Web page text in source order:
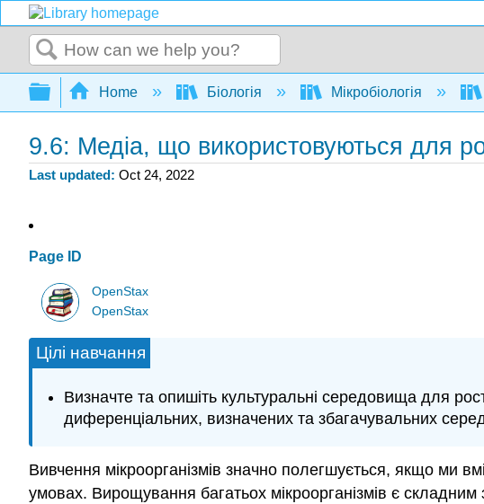
Search
Expand/collapse global hierarchy
Home Біологія Мікробіологія
9.6: Медіа, що використовуються для
Last updated Oct 24, 2022
Page ID
OpenStax
OpenStax
Цілі навчання
Визначте та опишіть культуральні середовища для
диференціальних, визначених та збагачувальних
Вивчення мікроорганізмів значно полегшується, якщо ми
умовах. Вирощування багатьох мікроорганізмів є складним